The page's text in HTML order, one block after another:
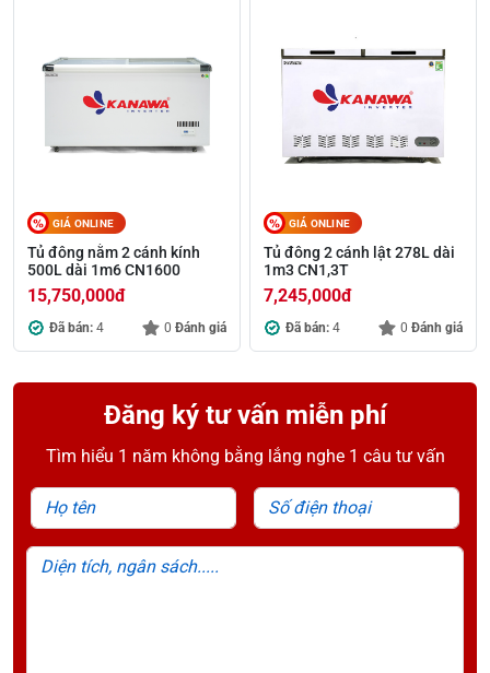
GIÁ ONLINE
Tủ đông nằm 2 cánh kính
500L dài 1m6 CN1600
15,750,000đ
Đã bán: 4 0 Đánh giá
GIÁ ONLINE
Tủ đông 2 cánh lật 278L dài
1m3 CN1,3T
7,245,000đ
Đã bán: 4 0 Đánh giá
Đăng ký tư vấn miễn phí
Tìm hiểu 1 năm không bằng lắng nghe 1 câu tư vấn
Số điện thoại